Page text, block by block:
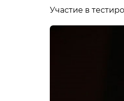
Участие в